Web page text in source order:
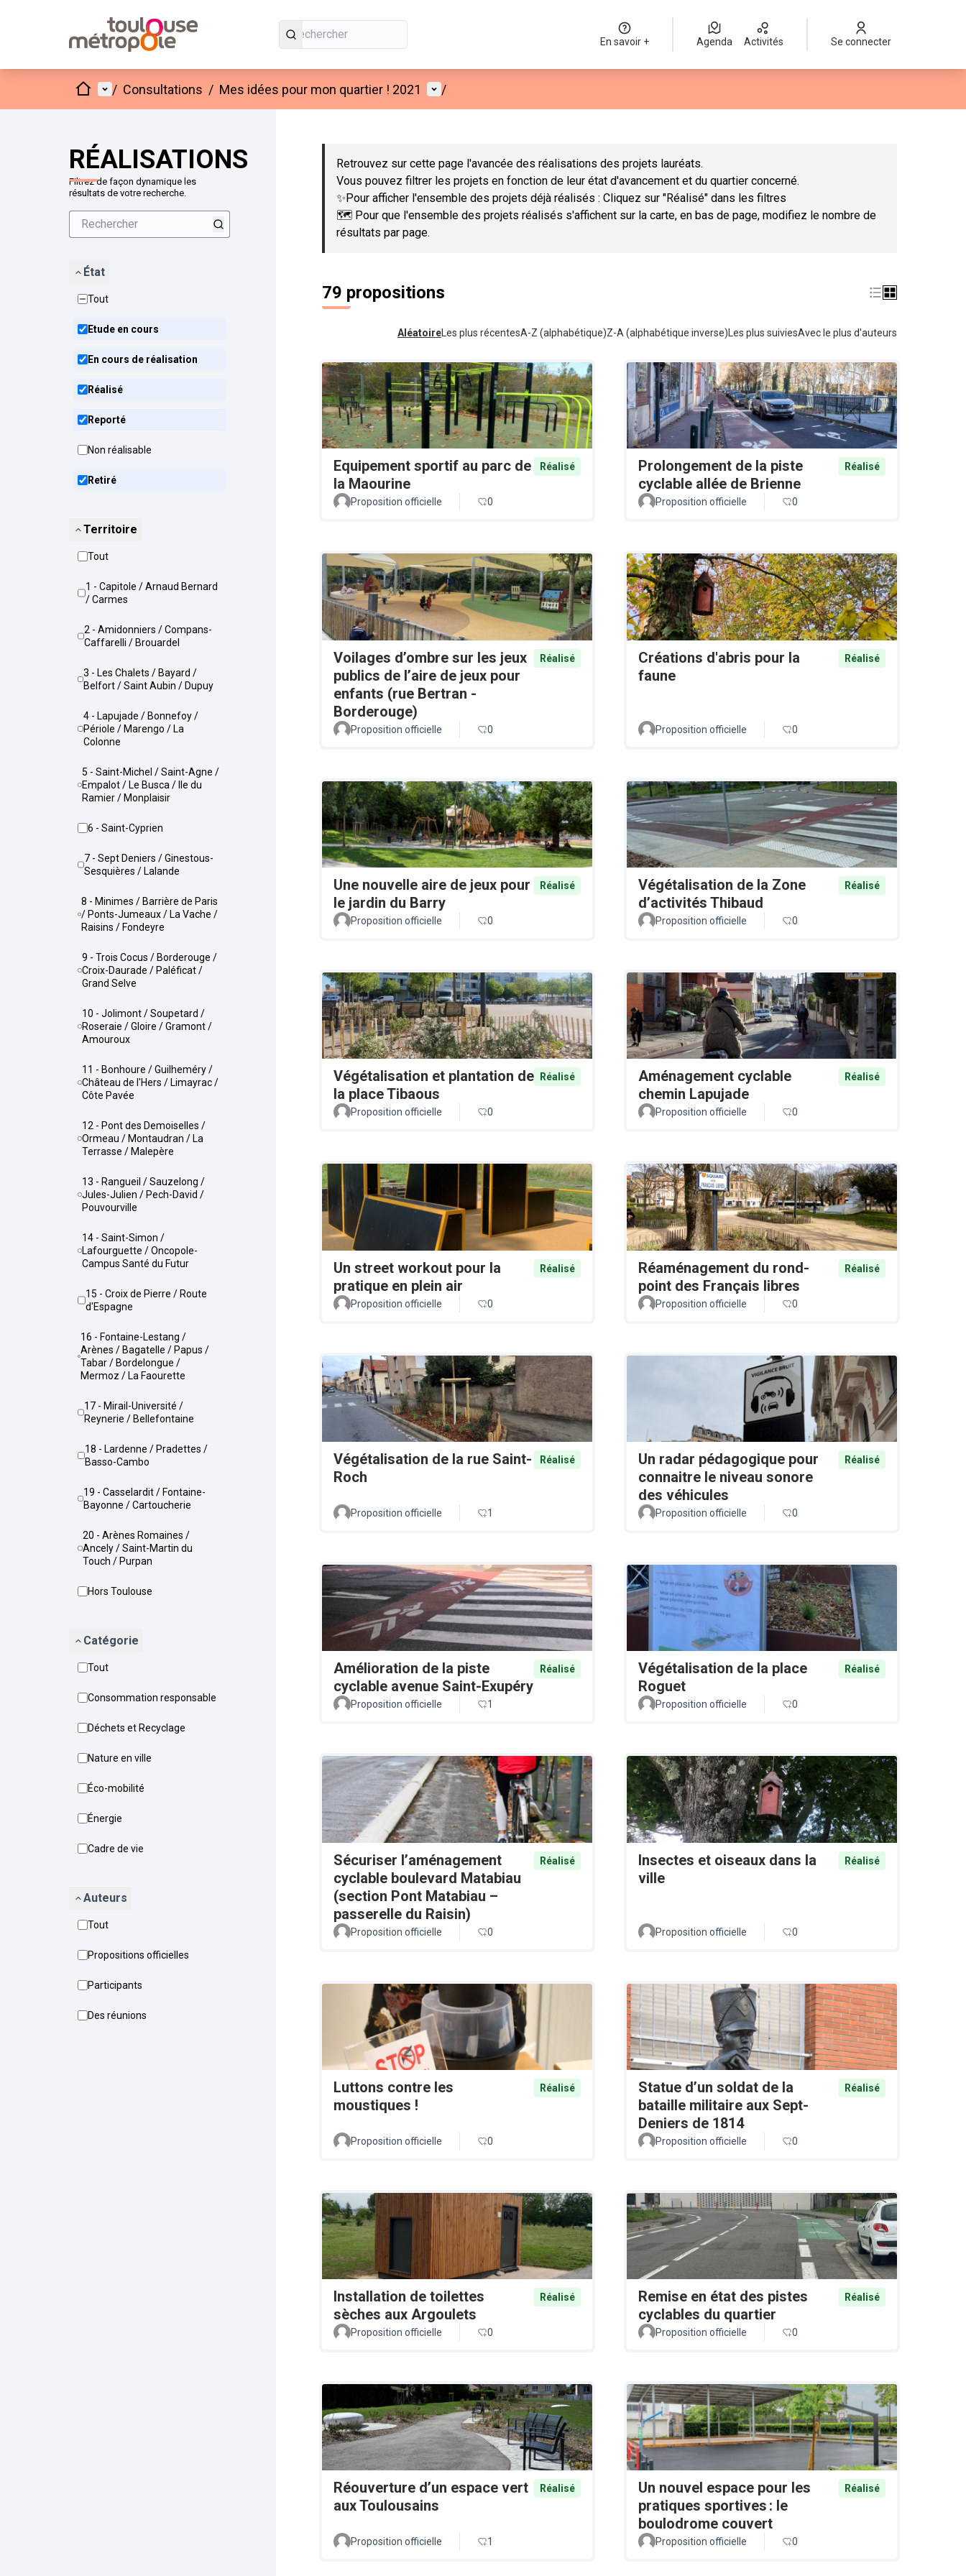
En savoir + Agenda Activités Se connecter
AccueilMenu principal
/ Consultations / Mes idées pour mon quartier ! 2021 Menu utilisateur
/
RÉALISATIONS
Filtrez de façon dynamique les
résultats de votre recherche.
État
Tout
Etude en cours
En cours de réalisation
Réalisé
Reporté
Non réalisable
Retiré
Territoire
Tout
1 - Capitole / Arnaud Bernard
/ Carmes
2 - Amidonniers / Compans-
Caffarelli / Brouardel
3 - Les Chalets / Bayard /
Belfort / Saint Aubin / Dupuy
4 - Lapujade / Bonnefoy /
Périole / Marengo / La
Colonne
5 - Saint-Michel / Saint-Agne /
Empalot / Le Busca / Ile du
Ramier / Monplaisir
6 - Saint-Cyprien
7 - Sept Deniers / Ginestous-
Sesquières / Lalande
8 - Minimes / Barrière de Paris
/ Ponts-Jumeaux / La Vache /
Raisins / Fondeyre
9 - Trois Cocus / Borderouge /
Croix-Daurade / Paléficat /
Grand Selve
10 - Jolimont / Soupetard /
Roseraie / Gloire / Gramont /
Amouroux
11 - Bonhoure / Guilheméry /
Château de l'Hers / Limayrac /
Côte Pavée
12 - Pont des Demoiselles /
Ormeau / Montaudran / La
Terrasse / Malepère
13 - Rangueil / Sauzelong /
Jules-Julien / Pech-David /
Pouvourville
14 - Saint-Simon /
Lafourguette / Oncopole-
Campus Santé du Futur
15 - Croix de Pierre / Route
d'Espagne
16 - Fontaine-Lestang /
Arènes / Bagatelle / Papus /
Tabar / Bordelongue /
Mermoz / La Faourette
17 - Mirail-Université /
Reynerie / Bellefontaine
18 - Lardenne / Pradettes /
Basso-Cambo
19 - Casselardit / Fontaine-
Bayonne / Cartoucherie
20 - Arènes Romaines /
Ancely / Saint-Martin du
Touch / Purpan
Hors Toulouse
Catégorie
Tout
Consommation responsable
Déchets et Recyclage
Nature en ville
Éco-mobilité
Énergie
Cadre de vie
Auteurs
Tout
Propositions officielles
Participants
Des réunions
Passer la carte
Retrouvez sur cette page l'avancée des réalisations des projets lauréats.
Vous pouvez filtrer les projets en fonction de leur état d'avancement et du quartier concerné.
✨Pour afficher l'ensemble des projets déjà réalisés : Cliquez sur "Réalisé" dans les filtres
🗺️ Pour que l'ensemble des projets réalisés s'affichent sur la carte, en bas de page, modifiez le nombre de
résultats par page.
79 propositions
Aléatoire Les plus récentesA-Z (alphabétique)Z-A (alphabétique inverse) Les plus suiviesAvec le plus d'auteurs
Equipement sportif au parc de
la Maourine
Réalisé
Proposition officielle 0
Prolongement de la piste
cyclable allée de Brienne
Réalisé
Proposition officielle 0
Voilages d’ombre sur les jeux
publics de l’aire de jeux pour
enfants (rue Bertran -
Borderouge)
Réalisé
Proposition officielle 0
Créations d'abris pour la
faune
Réalisé
Proposition officielle 0
Une nouvelle aire de jeux pour
le jardin du Barry
Réalisé
Proposition officielle 0
Végétalisation de la Zone
d’activités Thibaud
Réalisé
Proposition officielle 0
Végétalisation et plantation de
la place Tibaous
Réalisé
Proposition officielle 0
Aménagement cyclable
chemin Lapujade
Réalisé
Proposition officielle 0
Un street workout pour la
pratique en plein air
Réalisé
Proposition officielle 0
Réaménagement du rond-
point des Français libres
Réalisé
Proposition officielle 0
Végétalisation de la rue Saint-
Roch
Réalisé
Proposition officielle 1
Un radar pédagogique pour
connaitre le niveau sonore
des véhicules
Réalisé
Proposition officielle 0
Amélioration de la piste
cyclable avenue Saint-Exupéry
Réalisé
Proposition officielle 1
Végétalisation de la place
Roguet
Réalisé
Proposition officielle 0
Sécuriser l’aménagement
cyclable boulevard Matabiau
(section Pont Matabiau –
passerelle du Raisin)
Réalisé
Proposition officielle 0
Insectes et oiseaux dans la
ville
Réalisé
Proposition officielle 0
Luttons contre les
moustiques !
Réalisé
Proposition officielle 0
Statue d’un soldat de la
bataille militaire aux Sept-
Deniers de 1814
Réalisé
Proposition officielle 0
Installation de toilettes
sèches aux Argoulets
Réalisé
Proposition officielle 0
Remise en état des pistes
cyclables du quartier
Réalisé
Proposition officielle 0
Réouverture d’un espace vert
aux Toulousains
Réalisé
Proposition officielle 1
Un nouvel espace pour les
pratiques sportives : le
boulodrome couvert
Réalisé
Proposition officielle 0